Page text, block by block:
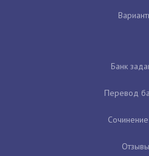
Банк
Перевод
Отзывы